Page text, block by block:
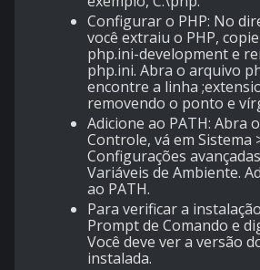
Configurar o PHP: No
você extraiu o PHP,
php.ini-development e
php.ini. Abra o arquivo
encontre a linha
removendo o ponto e
Adicione ao PATH: Abra
Controle, vá em Sistema
Configurações
Variáveis de Ambiente.
ao PATH.
Para verificar a
Prompt de Comando e
Você deve ver a versão
instalada.